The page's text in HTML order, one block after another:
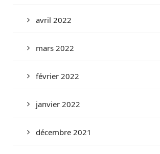
avril 2022
mars 2022
février 2022
janvier 2022
décembre 2021